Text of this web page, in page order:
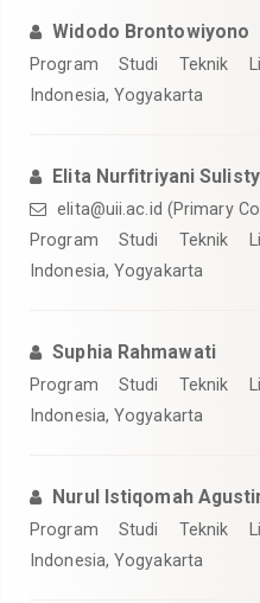
Widodo Brontowiyono
Program Studi Teknik
Indonesia, Yogyakarta
Elita Nurfitriyani
elita@uii.ac.id (Primary
Program Studi Teknik
Indonesia, Yogyakarta
Suphia Rahmawati
Program Studi Teknik
Indonesia, Yogyakarta
Nurul Istiqomah
Program Studi Teknik
Indonesia, Yogyakarta